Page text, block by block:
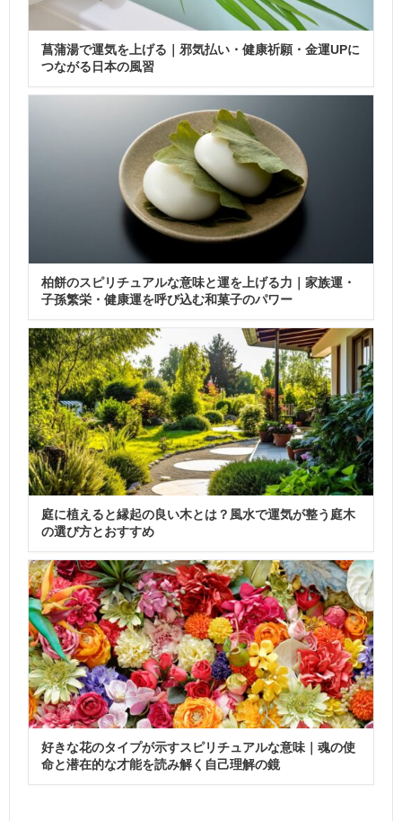
菖蒲湯で運気を上げる｜邪気払い・健康祈願・金運UPに
つながる日本の風習
柏餅のスピリチュアルな意味と運を上げる力｜家族運・
子孫繁栄・健康運を呼び込む和菓子のパワー
庭に植えると縁起の良い木とは？風水で運気が整う庭木
の選び方とおすすめ
好きな花のタイプが示すスピリチュアルな意味｜魂の使
命と潜在的な才能を読み解く自己理解の鏡